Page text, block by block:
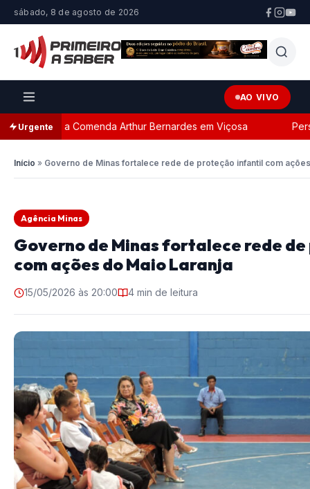
sábado, 8 de agosto de 2026
AO VIVO
Urgente
com a Comenda Arthur Bernardes em Viçosa
Início » Governo de Minas fortalece rede de proteção infantil com
Agência Minas
Governo de Minas fortalece rede
com ações do Maio Laranja
15/05/2026 às 20:00 4 min de leitura